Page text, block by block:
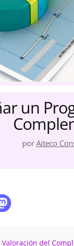
un
porAiteco
del